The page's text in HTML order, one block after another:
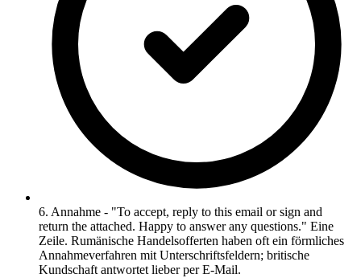
6. Annahme - "To accept, reply to this email or sign and
return the attached. Happy to answer any questions." Eine
Zeile. Rumänische Handelsofferten haben oft ein förmliches
Annahmeverfahren mit Unterschriftsfeldern; britische
Kundschaft antwortet lieber per E-Mail.